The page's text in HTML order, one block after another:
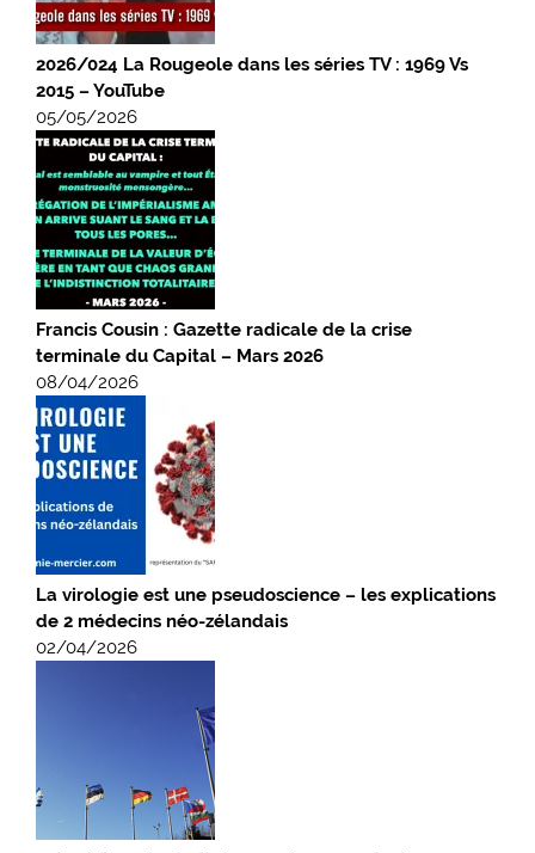
2026/024 La Rougeole dans les séries TV : 1969 Vs
2015 – YouTube
05/05/2026
Francis Cousin : Gazette radicale de la crise
terminale du Capital – Mars 2026
08/04/2026
La virologie est une pseudoscience – les explications
de 2 médecins néo-zélandais
02/04/2026